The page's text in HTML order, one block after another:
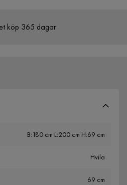
köp 365 dagar
B:180 cm L:200 cm H:69 cm
Hvila
69 cm